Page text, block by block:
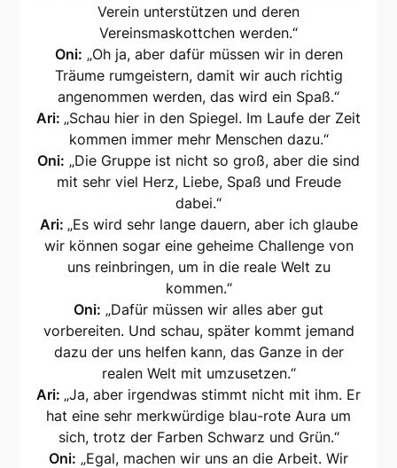
Verein unterstützen und deren
Vereinsmaskottchen werden.“
Oni: „Oh ja, aber dafür müssen wir in deren
Träume rumgeistern, damit wir auch richtig
angenommen werden, das wird ein Spaß.“
Ari: „Schau hier in den Spiegel. Im Laufe der Zeit
kommen immer mehr Menschen dazu.“
Oni: „Die Gruppe ist nicht so groß, aber die sind
mit sehr viel Herz, Liebe, Spaß und Freude
dabei.“
Ari: „Es wird sehr lange dauern, aber ich glaube
wir können sogar eine geheime Challenge von
uns reinbringen, um in die reale Welt zu
kommen.“
Oni: „Dafür müssen wir alles aber gut
vorbereiten. Und schau, später kommt jemand
dazu der uns helfen kann, das Ganze in der
realen Welt mit umzusetzen.“
Ari: „Ja, aber irgendwas stimmt nicht mit ihm. Er
hat eine sehr merkwürdige blau-rote Aura um
sich, trotz der Farben Schwarz und Grün.“
Oni: „Egal, machen wir uns an die Arbeit. Wir